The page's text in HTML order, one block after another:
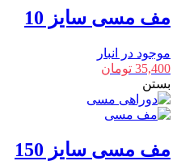
مف مسی سایز 10
موجود در انبار
35,400 تومان
بستن
مف مسی سایز 150